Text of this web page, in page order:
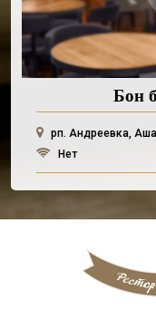
Бон
рп. Андреевка,
Нет